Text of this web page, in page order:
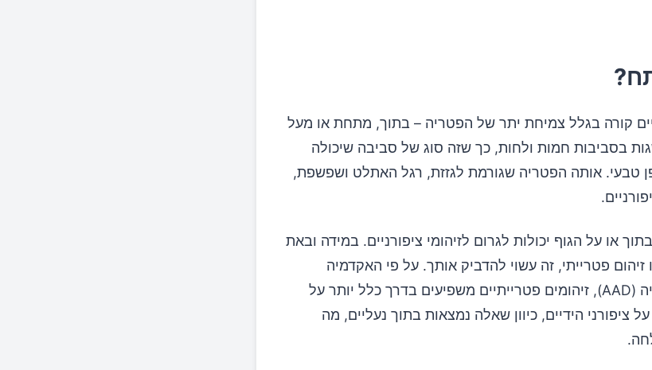
קורה בגלל צמיחת יתר של הפטריה – בתוך, מתחת או מעל
בסביבות חמות ולחות, כך שזה סוג של סביבה שיכולה
טבעי. אותה הפטריה שגורמת לגזזת, רגל האתלט ושפשפת,
או על הגוף יכולות לגרום לזיהומי ציפורניים. במידה ובאת
פטרייתי, זה עשוי להדביק אותך. על פי האקדמיה
האמריקנית לדרמטולוגיה (AAD), זיהומים פטרייתיים משפיעים בדרך כלל יותר על
ציפורני הידיים, כיוון שאלה נמצאות בתוך נעליים, מה